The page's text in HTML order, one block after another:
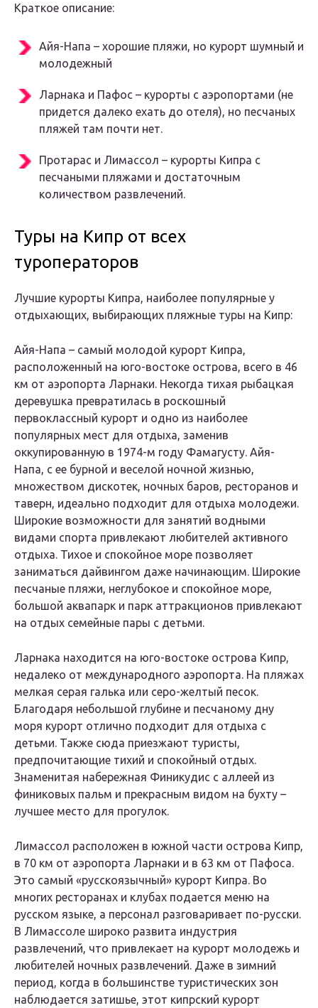
Краткое описание:
Айя-Напа – хорошие пляжи, но курорт шумный и
молодежный
Ларнака и Пафос – курорты с аэропортами (не
придется далеко ехать до отеля), но песчаных
пляжей там почти нет.
Протарас и Лимассол – курорты Кипра с
песчаными пляжами и достаточным
количеством развлечений.
Туры на Кипр от всех
туроператоров
Лучшие курорты Кипра, наиболее популярные у
отдыхающих, выбирающих пляжные туры на Кипр:
Айя-Напа – самый молодой курорт Кипра,
расположенный на юго-востоке острова, всего в 46
км от аэропорта Ларнаки. Некогда тихая рыбацкая
деревушка превратилась в роскошный
первоклассный курорт и одно из наиболее
популярных мест для отдыха, заменив
оккупированную в 1974-м году Фамагусту. Айя-
Напа, с ее бурной и веселой ночной жизнью,
множеством дискотек, ночных баров, ресторанов и
таверн, идеально подходит для отдыха молодежи.
Широкие возможности для занятий водными
видами спорта привлекают любителей активного
отдыха. Тихое и спокойное море позволяет
заниматься дайвингом даже начинающим. Широкие
песчаные пляжи, неглубокое и спокойное море,
большой аквапарк и парк аттракционов привлекают
на отдых семейные пары с детьми.
Ларнака находится на юго-востоке острова Кипр,
недалеко от международного аэропорта. На пляжах
мелкая серая галька или серо-желтый песок.
Благодаря небольшой глубине и песчаному дну
моря курорт отлично подходит для отдыха с
детьми. Также сюда приезжают туристы,
предпочитающие тихий и спокойный отдых.
Знаменитая набережная Финикудис с аллеей из
финиковых пальм и прекрасным видом на бухту –
лучшее место для прогулок.
Лимассол расположен в южной части острова Кипр,
в 70 км от аэропорта Ларнаки и в 63 км от Пафоса.
Это самый «русскоязычный» курорт Кипра. Во
многих ресторанах и клубах подается меню на
русском языке, а персонал разговаривает по-русски.
В Лимассоле широко развита индустрия
развлечений, что привлекает на курорт молодежь и
любителей ночных развлечений. Даже в зимний
период, когда в большинстве туристических зон
наблюдается затишье, этот кипрский курорт